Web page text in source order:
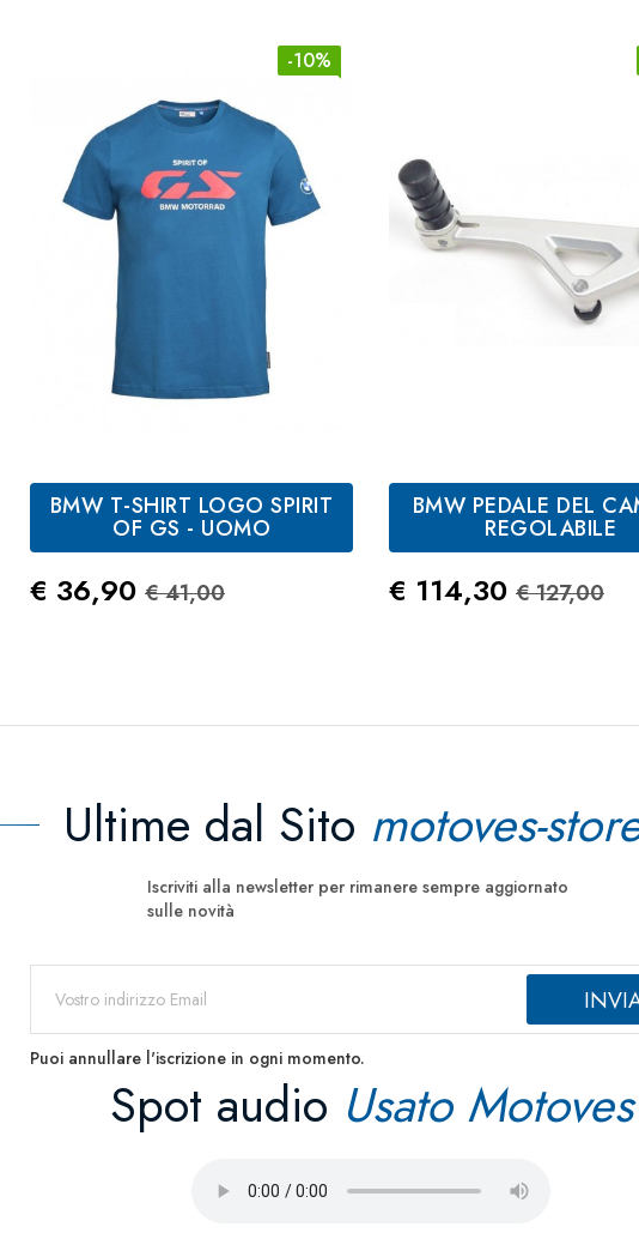
-10%
Bianco Blu Oliv
BMW T-SHIRT LOGO SPIRIT
OF GS - UOMO
Prezzo
€ 36,90 Prezzo Standard
€ 41,00
BMW PEDALE DEL
REGOLABILE
Prezzo
€ 114,30 Prezzo
€ 127,00
Ultime dal Sito motoves-
Iscriviti alla newsletter per rimanere sempre aggiornato
sulle novità
Puoi annullare l'iscrizione in ogni momento.
Spot audio Usato Motoves